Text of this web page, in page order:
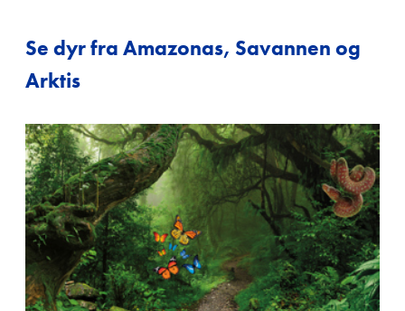
Se dyr fra Amazonas, Savannen og
Arktis